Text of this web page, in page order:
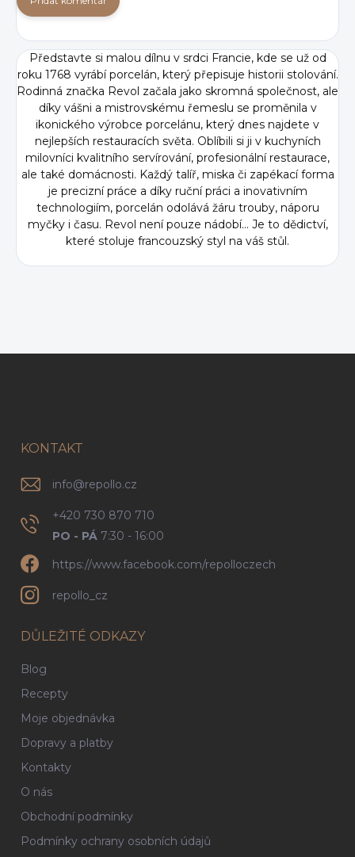
Představte si malou dílnu v srdci Francie, kde se už od
roku 1768 vyrábí porcelán, který přepisuje historii stolování.
Rodinná značka Revol začala jako skromná společnost, ale
díky vášni a mistrovskému řemeslu se proměnila v
ikonického výrobce porcelánu, který dnes najdete v
nejlepších restauracích světa. Oblíbili si ji v kuchyních
milovníci kvalitního servírování, profesionální restaurace,
ale také domácnosti. Každý talíř, miska či zapékací forma
je precizní práce a díky ruční práci a inovativním
technologiím, porcelán odolává žáru trouby, náporu
myčky i času. Revol není pouze nádobí... Je to dědictví,
které stoluje francouzský styl na váš stůl.
KONTAKT
info@repollo.cz
+420 730 870 710
PO - PÁ 7:30 - 16:00
https://www.facebook.com/repolloczech
repollo_cz
DŮLEŽITÉ ODKAZY
Blog
Recepty
Moje objednávka
Dopravy a platby
Kontakty
O nás
Obchodní podmínky
Podmínky ochrany osobních údajů